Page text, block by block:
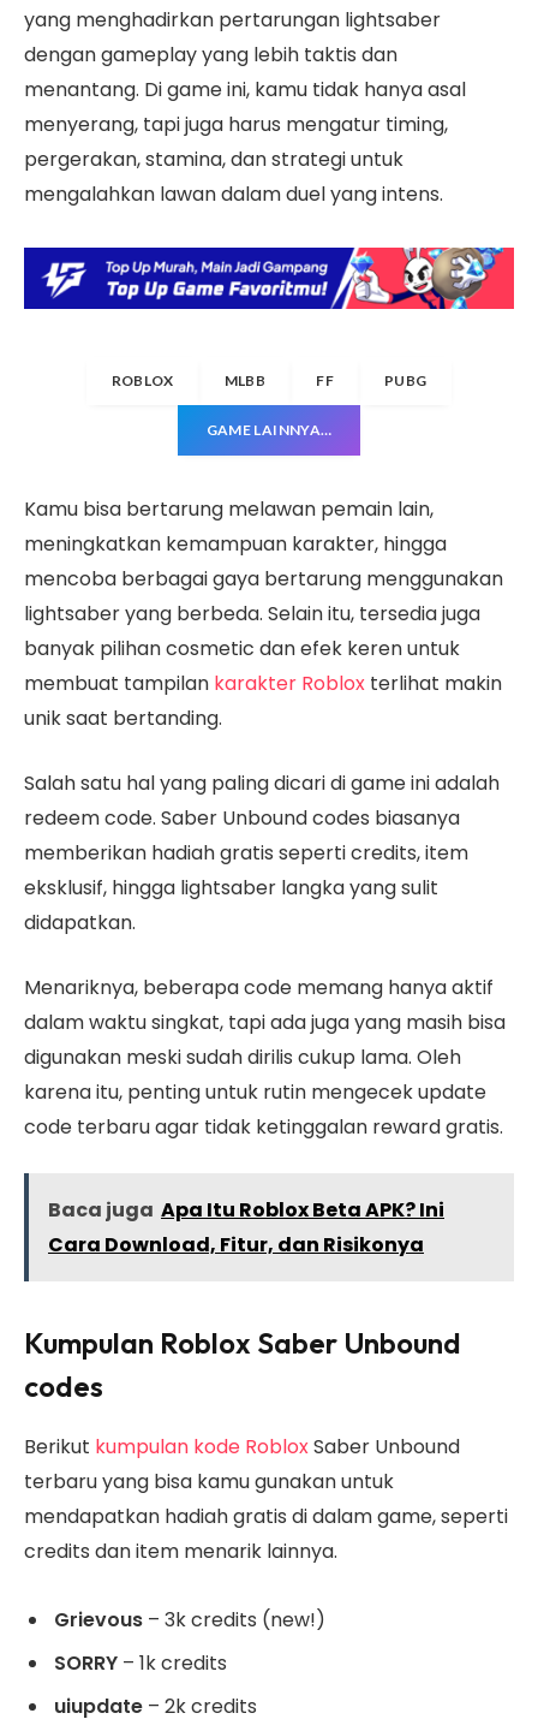
yang menghadirkan pertarungan lightsaber
dengan gameplay yang lebih taktis dan
menantang. Di game ini, kamu tidak hanya asal
menyerang, tapi juga harus mengatur timing,
pergerakan, stamina, dan strategi untuk
mengalahkan lawan dalam duel yang intens.
ROBLOX MLBB FF PUBG
GAME LAINNYA…
Kamu bisa bertarung melawan pemain lain,
meningkatkan kemampuan karakter, hingga
mencoba berbagai gaya bertarung menggunakan
lightsaber yang berbeda. Selain itu, tersedia juga
banyak pilihan cosmetic dan efek keren untuk
membuat tampilan karakter Roblox terlihat makin
unik saat bertanding.
Salah satu hal yang paling dicari di game ini adalah
redeem code. Saber Unbound codes biasanya
memberikan hadiah gratis seperti credits, item
eksklusif, hingga lightsaber langka yang sulit
didapatkan.
Menariknya, beberapa code memang hanya aktif
dalam waktu singkat, tapi ada juga yang masih bisa
digunakan meski sudah dirilis cukup lama. Oleh
karena itu, penting untuk rutin mengecek update
code terbaru agar tidak ketinggalan reward gratis.
Baca juga Apa Itu Roblox Beta APK? Ini
Cara Download, Fitur, dan Risikonya
Kumpulan Roblox Saber Unbound
codes
Berikut kumpulan kode RobloxSaber Unbound
terbaru yang bisa kamu gunakan untuk
mendapatkan hadiah gratis di dalam game, seperti
credits dan item menarik lainnya.
Grievous – 3k credits (new!)
SORRY – 1k credits
uiupdate – 2k credits